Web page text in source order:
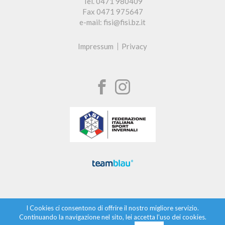
Fax 0471 975647
e-mail: fisi@fisi.bz.it
Impressum Privacy
I Cookies ci consentono di offrire il nostro migliore servizio.
Continuando la navigazione nel sito, lei accetta l’uso dei cookies.